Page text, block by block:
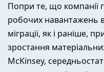
Попри те, що компанії
робочих навантажень
міграції, як і раніше,
зростання
McKinsey,